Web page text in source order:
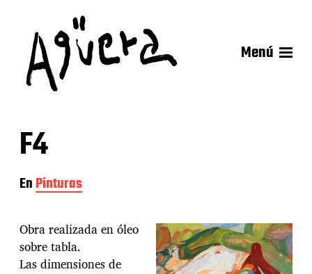
Menú
F4
EnPinturas
Obra realizada en óleo
sobre tabla.
Las dimensiones de